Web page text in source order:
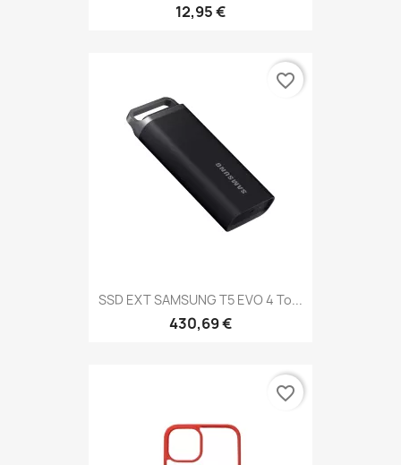
12,95 €
SSD EXT SAMSUNG T5 EVO 4 To...
430,69 €
favorite_border
favorite_border